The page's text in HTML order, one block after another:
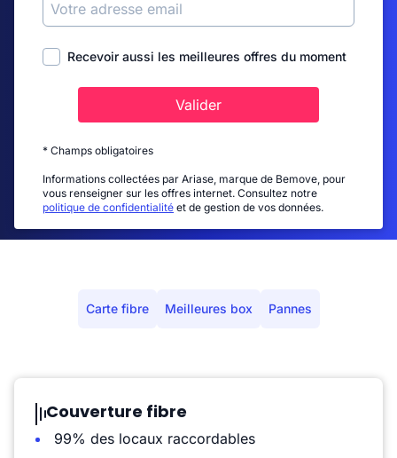
Recevoir aussi les meilleures offres du moment
Valider
* Champs obligatoires
Informations collectées par Ariase, marque de Bemove, pour
vous renseigner sur les offres internet. Consultez notre
politique de confidentialité et de gestion de vos données.
Carte fibre Meilleures box Pannes
Couverture fibre
99% des locaux raccordables